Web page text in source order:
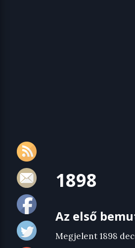
1898
Az első
Megjelent 1898